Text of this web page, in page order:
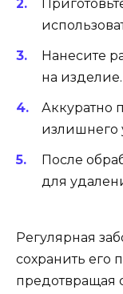
Нанесите
на изделие.
Аккуратно
излишнего
После
для
Регулярная
сохранить его
предотвращая